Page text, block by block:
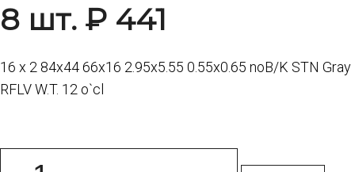
8 шт. ₽ 441
16 x 2 84x44 66x16 2.95x5.55 0.55x0.65 noB/K STN Gray
RFLV W.T. 12 o`cl